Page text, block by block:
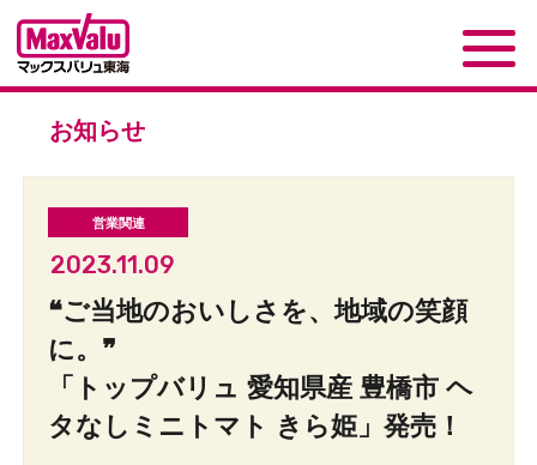
お知らせ
2023.11.09
❝ご当地のおいしさを、地域の笑顔
に。❞
「トップバリュ 愛知県産 豊橋市 ヘ
タなしミニトマト きら姫」発売！